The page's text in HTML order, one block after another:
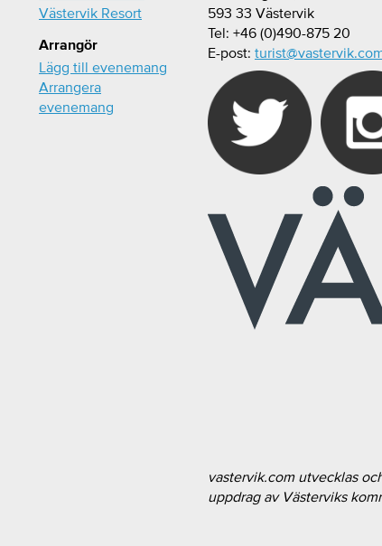
Västervik Resort
Arrangör
Lägg till evenemang
Arrangera
evenemang
593 33 Västervik
Tel: +46 (0)490-875 20
E-post:
vastervik.com utvecklas
uppdrag av Västerviks